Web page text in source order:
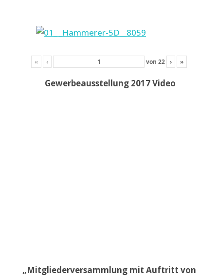
« ‹ von 22 › »
Gewerbeausstellung 2017 Video
„Mitgliederversammlung mit Auftritt von